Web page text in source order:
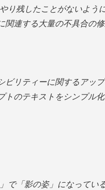
り残したことがないよう
連する大量の不具合の修
ビリティーに関するアッ
トのテキストをシンプル
で「影の姿」になってい